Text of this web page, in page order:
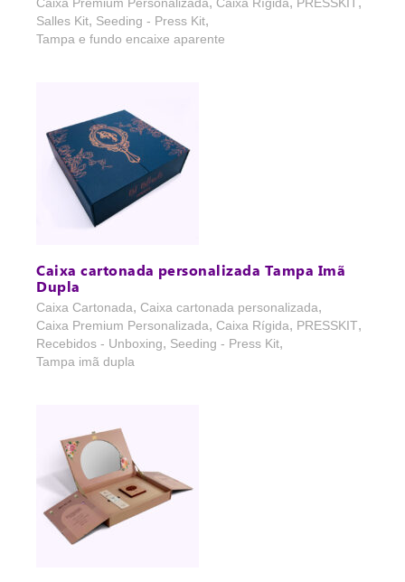
Salles Kit, Seeding - Press Kit,
Tampa e fundo encaixe aparente
Caixa cartonada personalizada Tampa Imã
Dupla
Caixa Cartonada, Caixa cartonada personalizada,
Caixa Premium Personalizada, Caixa Rígida, PRESSKIT,
Recebidos - Unboxing, Seeding - Press Kit,
Tampa imã dupla